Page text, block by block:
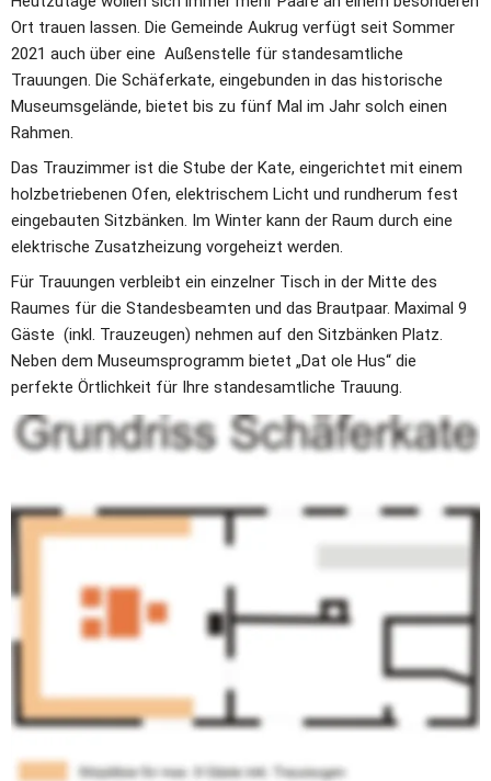
Ort trauen lassen. Die Gemeinde Aukrug verfügt seit Sommer
2021 auch über eine  Außenstelle für standesamtliche
Trauungen. Die Schäferkate, eingebunden in das historische
Museumsgelände, bietet bis zu fünf Mal im Jahr solch einen
Rahmen.
Das Trauzimmer ist die Stube der Kate, eingerichtet mit einem
holzbetriebenen Ofen, elektrischem Licht und rundherum fest
eingebauten Sitzbänken. Im Winter kann der Raum durch eine
elektrische Zusatzheizung vorgeheizt werden.
Für Trauungen verbleibt ein einzelner Tisch in der Mitte des
Raumes für die Standesbeamten und das Brautpaar. Maximal 9
Gäste  (inkl. Trauzeugen) nehmen auf den Sitzbänken Platz.
Neben dem Museumsprogramm bietet „Dat ole Hus“ die
perfekte Örtlichkeit für Ihre standesamtliche Trauung.
Eine Terrasse mit genügend Platz für einen kleinen Empfang mit
Bienenstand, die Remisen, vorm Giebel vom olen Hus oder auf
innen auf der Diele, es warten viele
Das Museumsgelände ist barrierefrei und verfügt über eine WC-
Anlage mit gesonderten Räumen für Frauen und Männer. 16
Parkplätze liegen in unmittelbarer Nähe.
Das Trauzimmer wird vom Betreiber des Museumscafés
vorbereitet und eingeheizt. Wenn gewünscht, kann über das
Museumscafé auch eine Bewirtung nach der Trauung erfolgen.
Die Nutzung der Kate wird mit 150,00 € berechnet, davon 60,00 €